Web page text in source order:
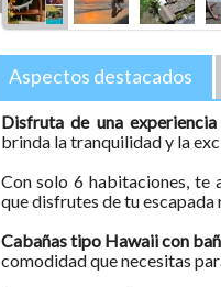
Aspectos destacados
Disfruta de una
brinda la tranquilidad y la
Con solo 6 habitaciones, te
que disfrutes de tu escapada
Cabañas tipo Hawaii con
comodidad que necesitas